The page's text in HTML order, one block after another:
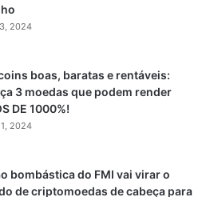
2024
boas, baratas e rentáveis:
3 moedas que podem render
DE 1000%!
2024
bombástica do FMI vai virar o
de criptomoedas de cabeça para